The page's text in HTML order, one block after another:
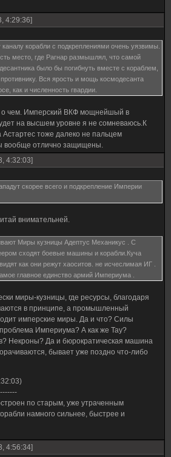
4:29:36]
корабли с подкреплениями очень уязвимы.
место, где Рагнар размышлял, что самой
было бы погибнуть вместе с кораблем,
Вся ярость и мощь космодесанта
как и численность гвардии.
о чем. Имперский ВКФ мощнейшый в
на высшем уровне я не сомневаюсь.К
тоже далеко не пальцем
вообще отлично защищены.
4:32:03]
скорее всего и подкрепление Империи
внимательней.
Миры кузницы Адептус Механикус . С
сходят боевые машины и корабли.Куча
как они режут хаоситов. не исчеслимая ИГ .
главное единство армий Империума .
миры-кузницы, где ресурсы, благодаря
в принципе, а промышленный
имперские миры. Да и что? Силы
Империума? А как же Тау?
Некроны? Да и бюрократическая машина
бывает уже поздно что-либо
по старым, уже утраченным
намного сильнее, быстрее и
4:56:34]